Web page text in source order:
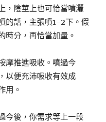
，陰莖上也可恰當噴灑
的話，主張噴1-2下。假
時分，再恰當加量。
摩推進吸收。噴過今
以便充沛吸收有效成
用。
今後，你需求等上一段